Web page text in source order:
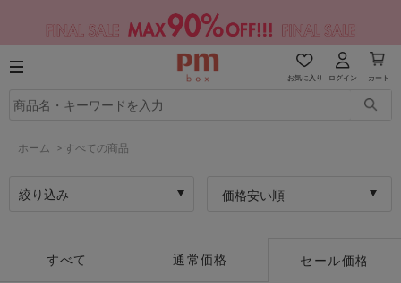
お気に入り ログイン カート
ホーム > すべての商品
絞り込み 価格安い順
すべて 通常価格 セール価格